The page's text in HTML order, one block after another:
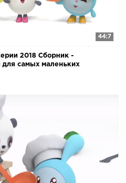
44:7
2018 Сборник -
для самых маленьких